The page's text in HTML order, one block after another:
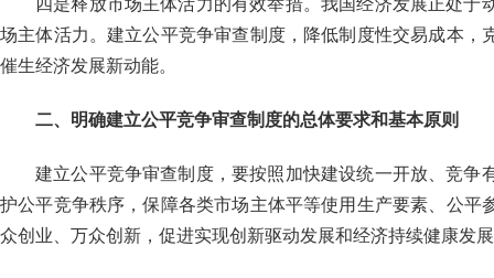
四是释放市场主体活力的有效举措。我国经济发展正处
场主体活力。建立公平竞争审查制度，降低制度性交易成本
催生经济发展新动能。
二、明确建立公平竞争审查制度的总体要求和基本原则
建立公平竞争审查制度，要按照加快建设统一开放、竞
护公平竞争秩序，保障各类市场主体平等使用生产要素、公
众创业、万众创新，促进实现创新驱动发展和经济持续健康发